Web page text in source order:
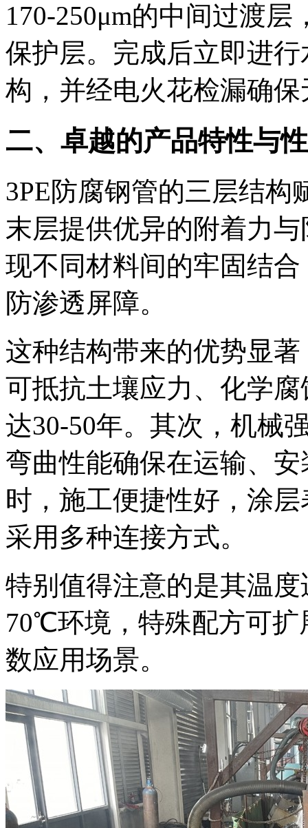
170-250μm的中间过渡层
保护层。完成后立即进
构，并经电火花检漏确
二、卓越的产品特性与
3PE防腐钢管的三层结
末层提供优异的附着力
现不同材料间的牢固结
防渗透屏障。
这种结构带来的优势显
可抵抗土壤应力、化学
达30-50年。其次，机械
弯曲性能确保在运输、
时，施工便捷性好，涂
采用多种连接方式。
特别值得注意的是其温
70℃环境，特殊配方可
数应用场景。